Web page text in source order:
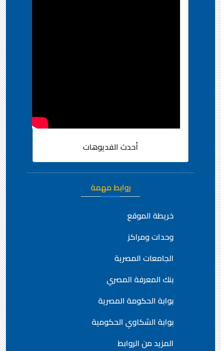
أحدث الفديوهات
روابط مهمة
خريطة الموقع
وحدات ومراكز
الجامعات المصرية
بنك المعرفة المصري
بوابة الحكومة المصرية
بوابة الشكاوي الحكومية
المزيد من الروابط